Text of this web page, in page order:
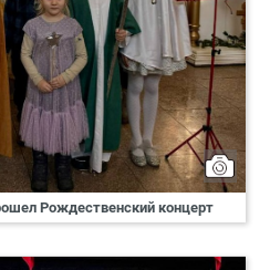
Рождественский концерт